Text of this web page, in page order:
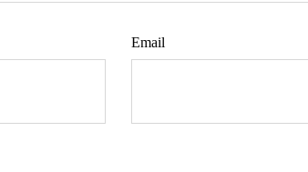
Email